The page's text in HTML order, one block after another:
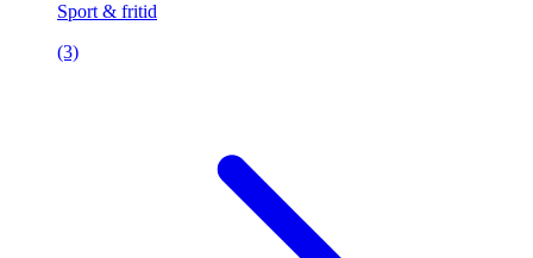
Sport & fritid
(3)